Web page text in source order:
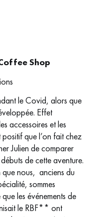
Shop
le Covid, alors que
Effet
accessoires et les
positif que l’on fait chez
Julien de comparer
de cette aventure.
que nous, anciens du
sommes
les événements de
le RBF** ont